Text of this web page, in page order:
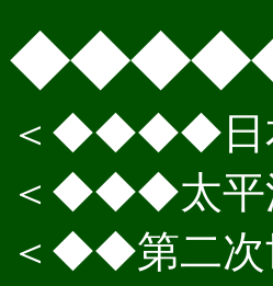
◆◆◆◆◆
＜◆◆◆◆日
＜◆◆◆太平
＜◆◆第二次